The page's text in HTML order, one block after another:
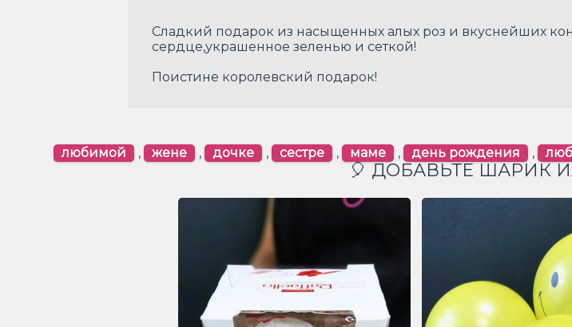
Сладкий подарок из насыщенных алых роз и вкуснейших
сердце,украшенное зеленью и сеткой!
Поистине королевский подарок!
любимой , жене , дочке , сестре , маме , день рождения ,
🎈 ДОБАВЬТЕ ШАРИК